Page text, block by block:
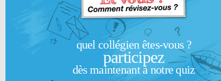
quel collégien êtes-vous ?
participez
dès maintenant à notre quiz